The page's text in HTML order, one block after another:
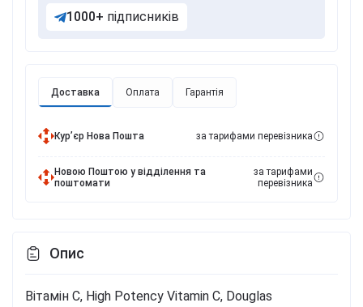
Доставка Оплата Гарантія
Курʼєр Нова Пошта за тарифами перевізника
Новою Поштою у відділення та
поштомати
за тарифами
перевізника
1000+ підписників
Опис
Вітамін С, High Potency Vitamin C, Douglas